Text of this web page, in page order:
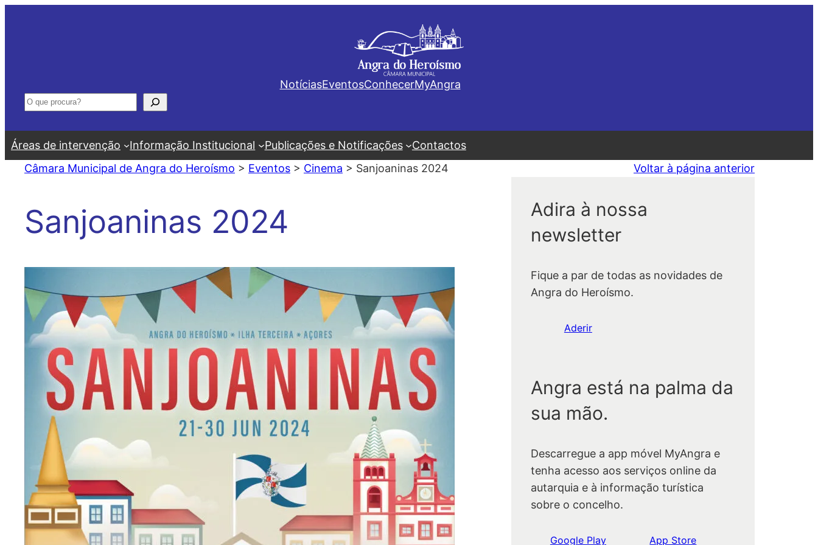
NotíciasEventosConhecerMyAngra
Pesquisar
Áreas de intervenção Informação Institucional Publicações e Notificações
Contactos
Câmara Municipal de Angra do Heroísmo > Eventos > Cinema > Sanjoaninas 2024 Voltar à página anterior
Sanjoaninas 2024
Adira à nossa
newsletter
Fique a par de todas as novidades de
Angra do Heroísmo.
Aderir
Angra está na palma da
sua mão.
Descarregue a app móvel MyAngra e
tenha acesso aos serviços online da
autarquia e à informação turística
sobre o concelho.
Google Play App Store